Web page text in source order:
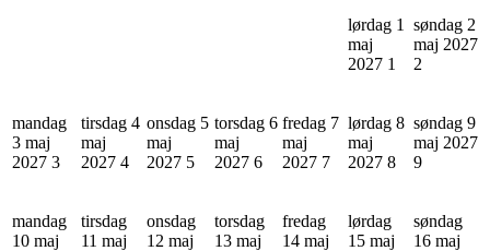
lørdag 1
maj
2027 1
søndag 2
maj 2027
2
mandag
3 maj
2027 3
tirsdag 4
maj
2027 4
onsdag 5
maj
2027 5
torsdag 6
maj
2027 6
fredag 7
maj
2027 7
lørdag 8
maj
2027 8
søndag 9
maj 2027
9
mandag
10 maj
tirsdag
11 maj
onsdag
12 maj
torsdag
13 maj
fredag
14 maj
lørdag
15 maj
søndag
16 maj